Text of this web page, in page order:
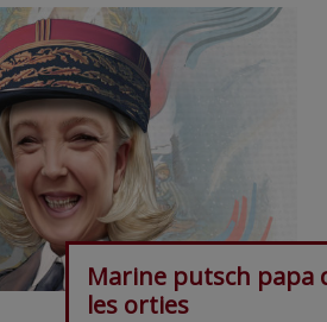
Marine putsch papa
les orties